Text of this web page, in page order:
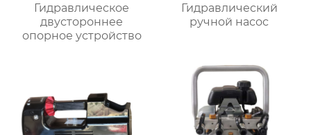
Гидравлическое
двустороннее
опорное устройство
Гидравлический
ручной насос